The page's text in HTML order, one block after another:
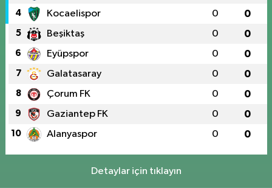
4 Kocaelispor 0 0
5 Beşiktaş 0 0
6 Eyüpspor 0 0
7 Galatasaray 0 0
8 Çorum FK 0 0
9 Gaziantep FK 0 0
10 Alanyaspor 0 0
Detaylar için tıklayın